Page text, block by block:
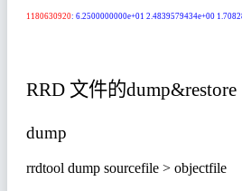
1180630920: 6.2500000000e+01 2.4839579434e+00
RRD 文件的dump&restore
dump
rrdtool dump sourcefile > objectfile